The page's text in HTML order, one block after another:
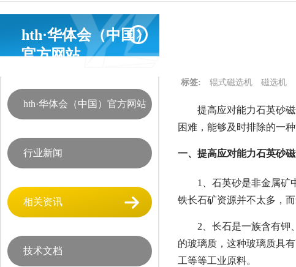
hth·华体会（中国）
官方网站
hth·华体会（中国）官方网站
行业新闻
相关资讯
技术文档
标签: 辊式磁选机 磁选机
提高应对能力石英砂
困难，能够及时排除的一
一、提高应对能力石英砂
1、石英砂是非金属矿
铁长石矿资源并不太多，
2、长石是一族含有钾
的玻璃质，这种玻璃质具
工等等工业原料。